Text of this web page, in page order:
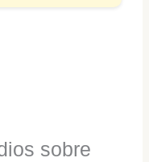
sobre